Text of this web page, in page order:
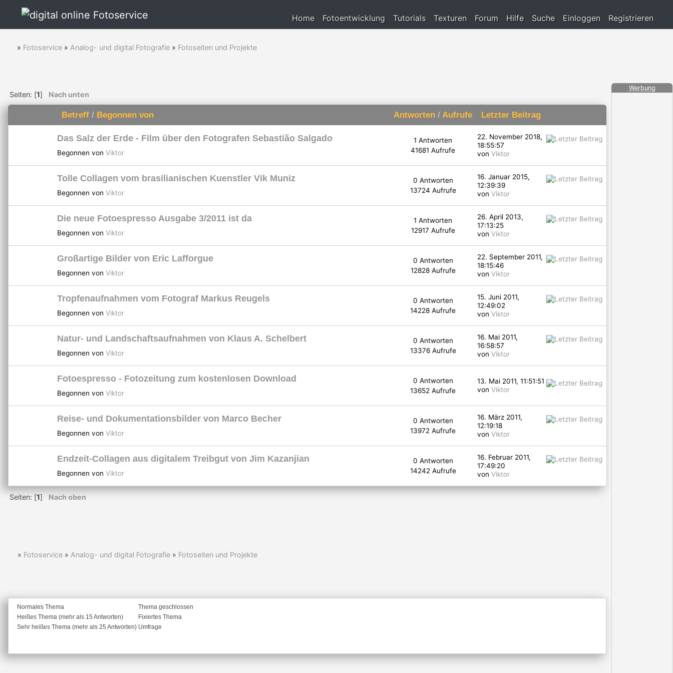
Home Fotoentwicklung Tutorials Texturen Forum Hilfe Suche Einloggen Registrieren
» Fotoservice » Analog- und digital Fotografie » Fotoseiten und Projekte
Seiten: [1] Nach unten
Betreff/ Begonnen von Antworten / Aufrufe Letzter Beitrag
Das Salz der Erde - Film über den Fotografen Sebastião Salgado
Begonnen von Viktor
1 Antworten
41681 Aufrufe
22. November 2018,
18:55:57
von Viktor
Tolle Collagen vom brasilianischen Kuenstler Vik Muniz
Begonnen von Viktor
0 Antworten
13724 Aufrufe
16. Januar 2015,
12:39:39
von Viktor
Die neue Fotoespresso Ausgabe 3/2011 ist da
Begonnen von Viktor
1 Antworten
12917 Aufrufe
26. April 2013,
17:13:25
von Viktor
Großartige Bilder von Eric Lafforgue
Begonnen von Viktor
0 Antworten
12828 Aufrufe
22. September 2011,
18:15:46
von Viktor
Tropfenaufnahmen vom Fotograf Markus Reugels
Begonnen von Viktor
0 Antworten
14228 Aufrufe
15. Juni 2011,
12:49:02
von Viktor
Natur- und Landschaftsaufnahmen von Klaus A. Schelbert
Begonnen von Viktor
0 Antworten
13376 Aufrufe
16. Mai 2011,
16:58:57
von Viktor
Fotoespresso - Fotozeitung zum kostenlosen Download
Begonnen von Viktor
0 Antworten
13652 Aufrufe
13. Mai 2011, 11:51:51
von Viktor
Reise- und Dokumentationsbilder von Marco Becher
Begonnen von Viktor
0 Antworten
13972 Aufrufe
16. März 2011,
12:19:18
von Viktor
Endzeit-Collagen aus digitalem Treibgut von Jim Kazanjian
Begonnen von Viktor
0 Antworten
14242 Aufrufe
16. Februar 2011,
17:49:20
von Viktor
Seiten: [1] Nach oben
» Fotoservice » Analog- und digital Fotografie » Fotoseiten und Projekte
Normales Thema
Heißes Thema (mehr als 15 Antworten)
Sehr heißes Thema (mehr als 25 Antworten)
Thema geschlossen
Fixiertes Thema
Umfrage
Werbung